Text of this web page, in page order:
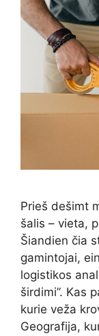
Prieš dešimt
šalis – vieta,
Šiandien čia
gamintojai,
logistikos
širdimi”. Kas
kurie veža
Geografija,